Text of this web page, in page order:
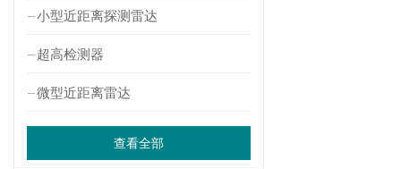
小型近距离探测雷达
超高检测器
微型近距离雷达
查看全部